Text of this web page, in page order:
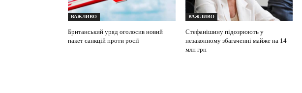
ВАЖЛИВО
Британський уряд оголосив новий
пакет санкцій проти росії
ВАЖЛИВО
Стефанішину підозрюють у
незаконному збагаченні майже на 14
млн грн